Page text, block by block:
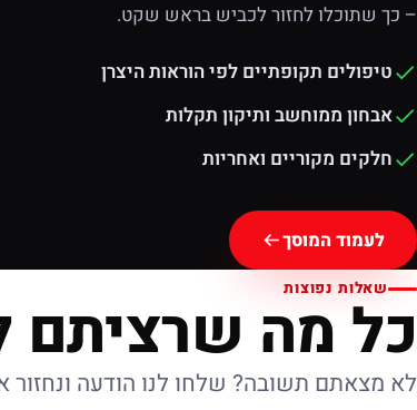
– כך שתוכלו לחזור לכביש בראש שקט.
טיפולים תקופתיים לפי הוראות היצרן
אבחון ממוחשב ותיקון תקלות
חלקים מקוריים ואחריות
לעמוד המוסך
שאלות נפוצות
כל מה שרציתם
לא מצאתם תשובה? שלחו לנו הודעה ונחזור